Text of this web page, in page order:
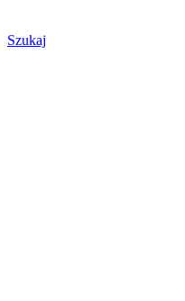
Szukaj